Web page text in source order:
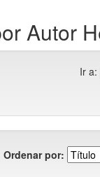
Autor
Ir a:
Ordenar por: